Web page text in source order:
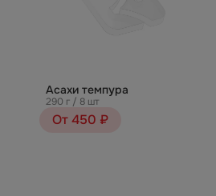
Асахи темпура
290 г / 8 шт
От 450 ₽